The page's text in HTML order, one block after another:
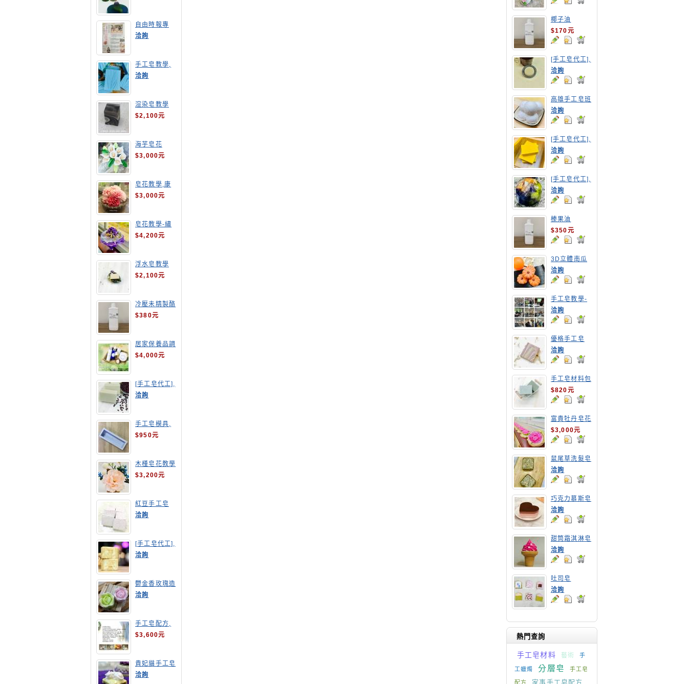
自由時報專
訪,手工皂達
人陳德昇老師
洽詢
手工皂教學,
手工皂當月課
程,渲染皂
洽詢
渲染皂教學
$2,100元
海芋皂花
$3,000元
皂花教學,康
乃馨
$3,000元
皂花教學-繡
球花皂花束
$4,200元
浮水皂教學
$2,100元
冷壓未精製酪
梨油
$380元
居家保養品調
配班
$4,000元
[手工皂代工],
酒粕皂
洽詢
手工皂模具,
長方形吐司模
$950元
木槿皂花教學
$3,200元
紅豆手工皂
洽詢
[手工皂代工],
羊奶皂
洽詢
鬱金香玫瑰造
型手工皂
洽詢
手工皂配方,
手工皂教學
$3,600元
貴妃貓手工皂
洽詢
椰子油
$170元
[手工皂代工],
摩洛哥洗髮皂
洽詢
高雄手工皂班
洽詢
[手工皂代工],
南瓜手工皂
洽詢
[手工皂代工],
寶石皂
洽詢
榛果油
$350元
3D立體南瓜
手工皂
洽詢
手工皂教學-
嘉南農田水利
會皂花教學
洽詢
優格手工皂
洽詢
手工皂材料包
1公斤包裝
$820元
富貴牡丹皂花
$3,000元
鼠尾草洗髮皂
洽詢
巧克力慕斯皂
洽詢
甜筒霜淇淋皂
洽詢
吐司皂
洽詢
熱門查詢
手工皂材料 藝術 手
工蠟燭 分層皂 手工皂
配方 家事手工皂配方